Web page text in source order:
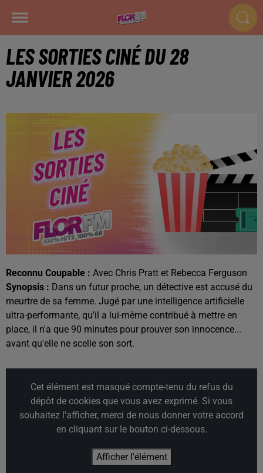
LES SORTIES CINÉ DU 28
JANVIER 2026
Reconnu Coupable : Avec Chris Pratt et Rebecca Ferguson
Synopsis : Dans un futur proche, un détective est accusé du
meurtre de sa femme. Jugé par une intelligence artificielle
ultra-performante, qu'il a lui-même contribué à mettre en
place, il n'a que 90 minutes pour prouver son innocence...
avant qu'elle ne scelle son sort.
Cet élément est masqué compte-tenu du refus du
dépôt de cookies que vous avez exprimé. Si vous
souhaitez l'afficher, merci de nous donner votre accord
en cliquant sur le bouton ci-dessous.
Afficher l'élément